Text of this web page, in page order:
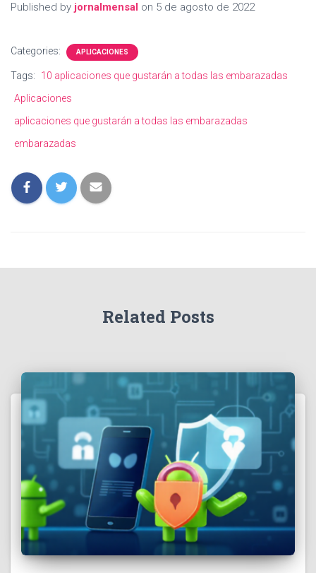
Published by jornalmensal on 5 de agosto de 2022
Categories: APLICACIONES
Tags:
10 aplicaciones que gustarán a todas las embarazadas
Aplicaciones
aplicaciones que gustarán a todas las embarazadas
embarazadas
Related Posts